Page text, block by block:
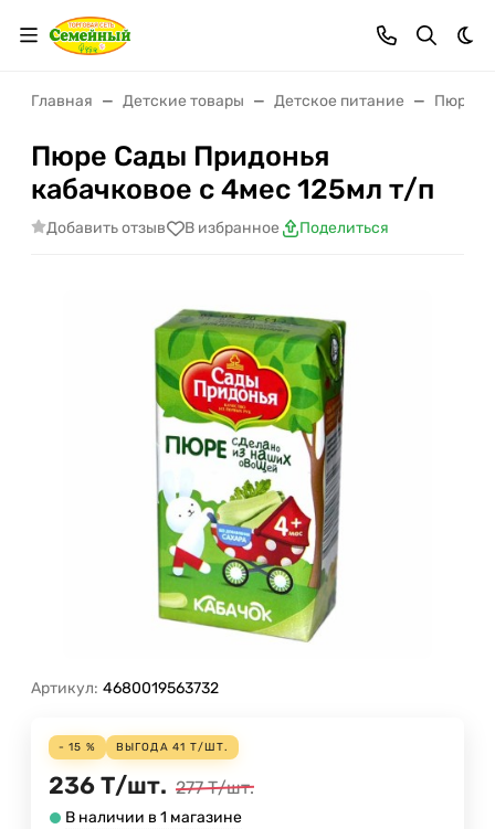
Главная Детские товары Детское питание Пюре
Пюре Сады Придонья
кабачковое с 4мес 125мл т/п
Добавить отзыв В избранное Поделиться
Артикул: 4680019563732
- 15 % ВЫГОДА 41 Т/ШТ.
236 Т/шт. 277 Т/шт.
В наличии в 1 магазине